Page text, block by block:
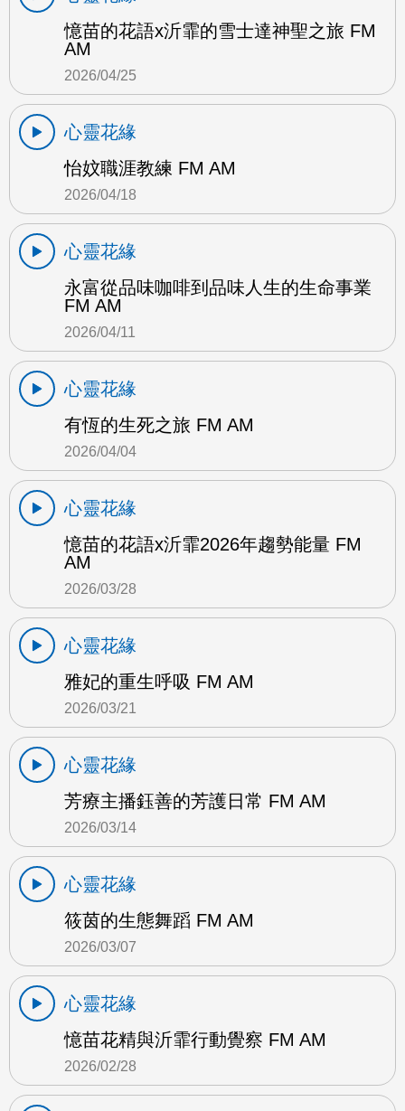
憶苗的花語x沂霏的雪士達神聖之旅 FM
AM
2026/04/25
心靈花緣
怡妏職涯教練 FM AM
2026/04/18
心靈花緣
永富從品味咖啡到品味人生的生命事業
FM AM
2026/04/11
心靈花緣
有恆的生死之旅 FM AM
2026/04/04
心靈花緣
憶苗的花語x沂霏2026年趨勢能量 FM
AM
2026/03/28
心靈花緣
雅妃的重生呼吸 FM AM
2026/03/21
心靈花緣
芳療主播鈺善的芳護日常 FM AM
2026/03/14
心靈花緣
筱茵的生態舞蹈 FM AM
2026/03/07
心靈花緣
憶苗花精與沂霏行動覺察 FM AM
2026/02/28